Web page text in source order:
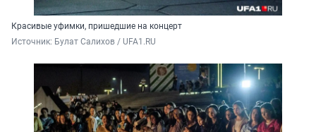
Красивые уфимки, пришедшие на концерт
Источник: Булат Салихов / UFA1.RU